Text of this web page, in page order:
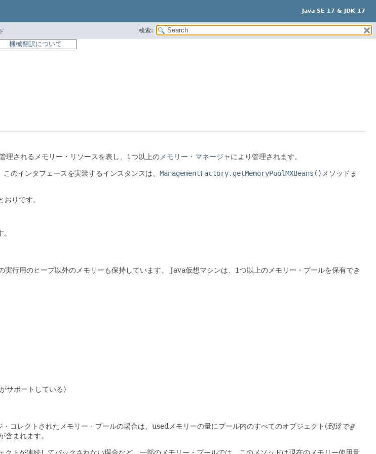
Java SE 17 & JDK 17
検索:
機械翻訳について
理されるメモリー・リソースを表し、1つ以上の メモリー・マネージャにより管理されます。
このインタフェースを実装するインスタンスは、 ManagementFactory.getMemoryPoolMXBeans() メソッドま
おりです。
行用のヒープ以外のメモリーも保持しています。
Java仮想マシンは、1つ以上のメモリー・プールを保有でき
サポートしている)
・コレクトされたメモリー・プールの場合は、usedメモリーの量にプール内のすべてのオブジェクト(到達でき
含まれます。